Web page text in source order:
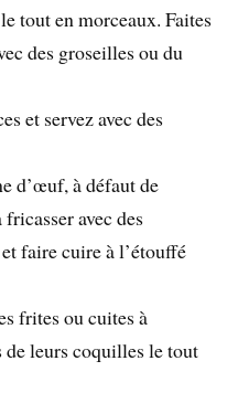
tout en morceaux. Faites
des groseilles ou du
et servez avec des
d’œuf, à défaut de
avec des
faire cuire à l’étouffé
frites ou cuites à
de leurs coquilles le tout